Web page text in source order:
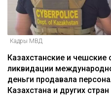
Кадры МВД
Казахстанские и чешские
ликвидации
деньги продавала
Казахстана и других